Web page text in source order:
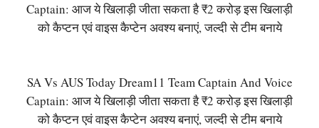
Captain: आज ये खिलाड़ी जीता सकता है ₹2 करोड़ इस खिलाड़ी
को कैप्टन एवं वाइस कैप्टेन अवश्य बनाएं, जल्दी से टीम बनाये
SA Vs AUS Today Dream11 Team Captain And Voice
Captain: आज ये खिलाड़ी जीता सकता है ₹2 करोड़ इस खिलाड़ी
को कैप्टन एवं वाइस कैप्टेन अवश्य बनाएं, जल्दी से टीम बनाये